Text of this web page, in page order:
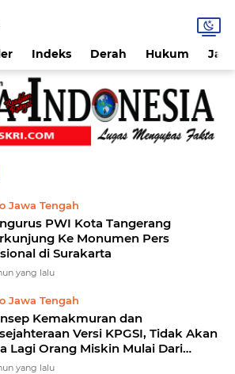
Indeks Derah Hukum
Jawa Tengah
PWI Kota Tangerang
Ke Monumen Pers
di Surakarta
yang lalu
Jawa Tengah
Kemakmuran dan
Versi KPGSI, Tidak Akan
Lagi Orang Miskin Mulai Dari
Hingga Merauke.
yang lalu